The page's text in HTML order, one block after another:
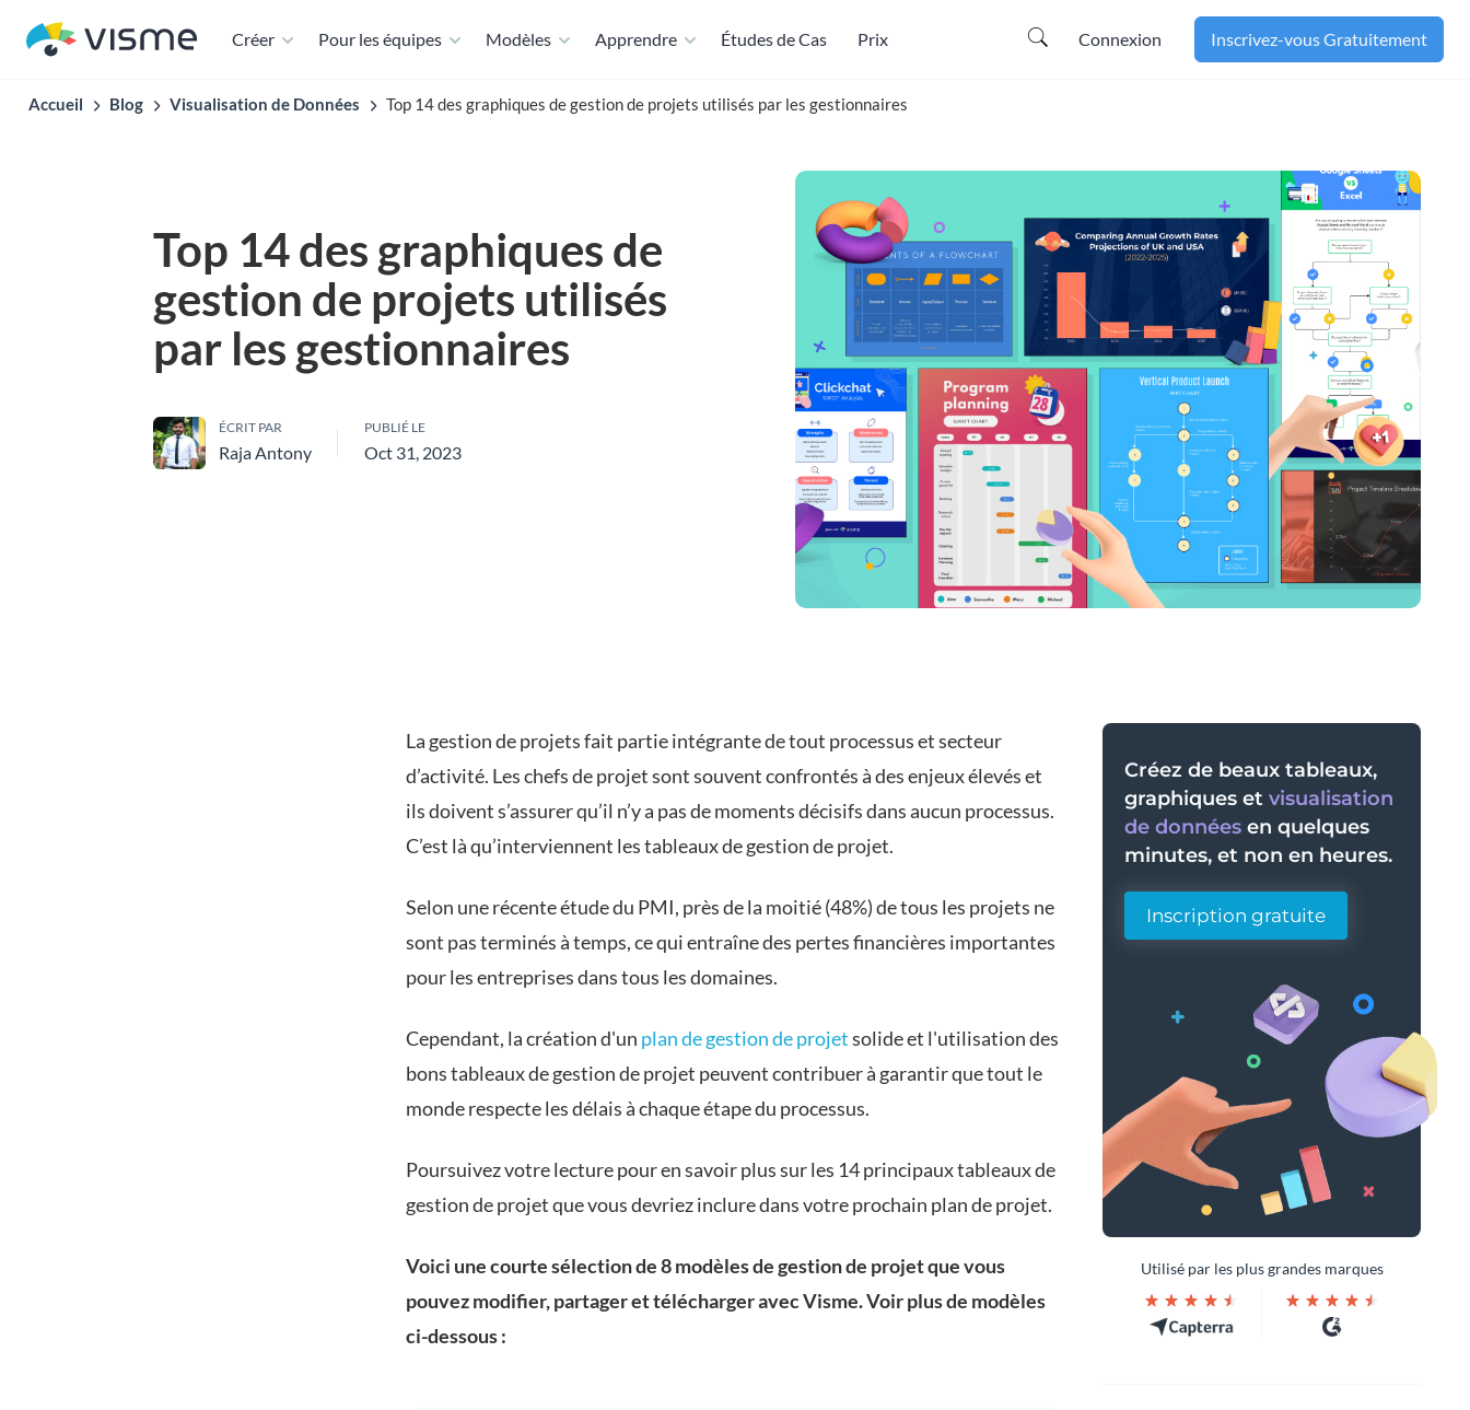
Créer Pour les équipes Modèles Apprendre Études de Cas Prix Connexion Inscrivez-vous Gratuitement
Accueil Blog Visualisation de Données Top 14 des graphiques de gestion de projets utilisés par les gestionnaires
Top 14 des graphiques de
gestion de projets utilisés
par les gestionnaires
ÉCRIT PAR
Raja Antony
PUBLIÉ LE
Oct 31, 2023
La gestion de projets fait partie intégrante de tout processus et secteur
d’activité. Les chefs de projet sont souvent confrontés à des enjeux élevés et
ils doivent s’assurer qu’il n’y a pas de moments décisifs dans aucun processus.
C’est là qu’interviennent les tableaux de gestion de projet.
Selon une récenteétude du PMI, près de la moitié (48%) de tous les projets ne
sont pas terminés à temps, ce qui entraîne des pertes financières importantes
pour les entreprises dans tous les domaines.
Cependant, la création d'un plan de gestion de projetsolide et l'utilisation des
bons tableaux de gestion de projet peuvent contribuer à garantir que tout le
monde respecte les délais à chaque étape du processus.
Poursuivez votre lecture pour en savoir plus sur les 14 principaux tableaux de
gestion de projet que vous devriez inclure dans votre prochain plan de projet.
Voici une courte sélection de 8 modèles de gestion de projet que vous
pouvez modifier, partager et télécharger avec Visme. Voir plus de modèles
ci-dessous :
Créez de beaux tableaux,
graphiques et visualisation
de données en quelques
minutes, et non en heures.
Inscription gratuite
Utilisé par les plus grandes marques